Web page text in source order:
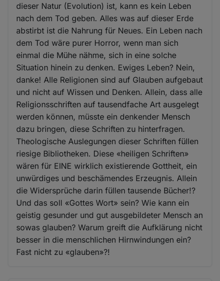
dieser Natur (Evolution) ist, kann es kein Leben
nach dem Tod geben. Alles was auf dieser Erde
abstirbt ist die Nahrung für Neues. Ein Leben nach
dem Tod wäre purer Horror, wenn man sich
einmal die Mühe nähme, sich in eine solche
Situation hinein zu denken. Ewiges Leben? Nein,
danke! Alle Religionen sind auf Glauben aufgebaut
und nicht auf Wissen und Denken. Allein, dass alle
Religionsschriften auf tausendfache Art ausgelegt
werden können, müsste ein denkender Mensch
dazu bringen, diese Schriften zu hinterfragen.
Theologische Auslegungen dieser Schriften füllen
riesige Bibliotheken. Diese «heiligen Schriften»
wären für EINE wirklich existierende Gottheit, ein
unwürdiges und beschämendes Erzeugnis. Allein
die Widersprüche darin füllen tausende Bücher!?
Und das soll «Gottes Wort» sein? Wie kann ein
geistig gesunder und gut ausgebildeter Mensch an
sowas glauben? Warum greift die Aufklärung nicht
besser in die menschlichen Hirnwindungen ein?
Fast nicht zu «glauben»?!